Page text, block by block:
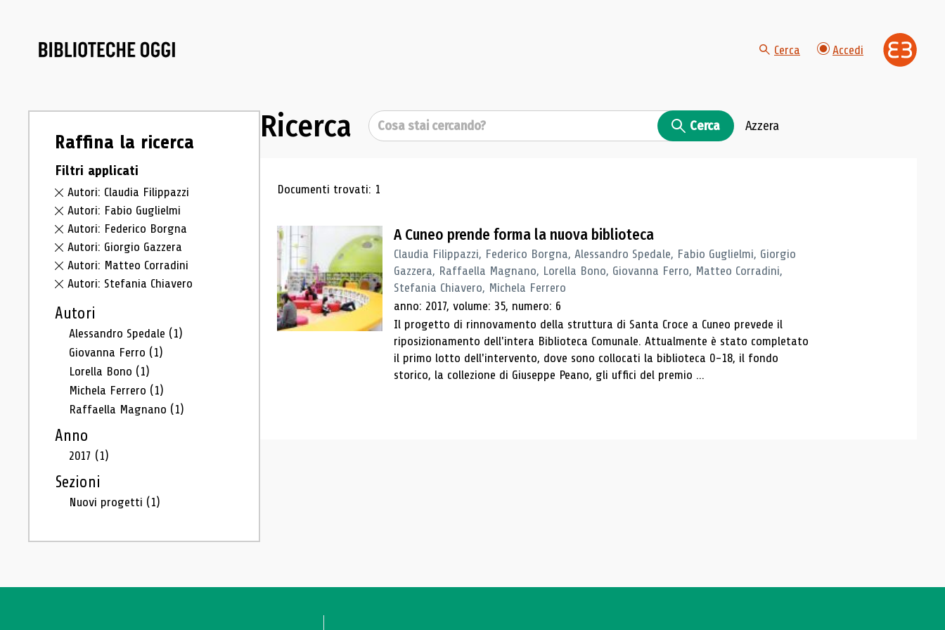
Cerca Accedi
Raffina la ricerca
Filtri applicati
Autori: Claudia Filippazzi
Autori: Fabio Guglielmi
Autori: Federico Borgna
Autori: Giorgio Gazzera
Autori: Matteo Corradini
Autori: Stefania Chiavero
Autori
Alessandro Spedale (1)
Giovanna Ferro (1)
Lorella Bono (1)
Michela Ferrero (1)
Raffaella Magnano (1)
Anno
2017 (1)
Sezioni
Nuovi progetti (1)
Ricerca Cerca Cerca Azzera
Risultati di ricerca
Documenti trovati: 1
A Cuneo prende forma la nuova biblioteca
Claudia Filippazzi, Federico Borgna, Alessandro Spedale, Fabio Guglielmi, Giorgio
Gazzera, Raffaella Magnano, Lorella Bono, Giovanna Ferro, Matteo Corradini,
Stefania Chiavero, Michela Ferrero
anno: 2017, volume: 35, numero: 6
Il progetto di rinnovamento della struttura di Santa Croce a Cuneo prevede il
riposizionamento dell'intera Biblioteca Comunale. Attualmente è stato completato
il primo lotto dell'intervento, dove sono collocati la biblioteca 0-18, il fondo
storico, la collezione di Giuseppe Peano, gli uffici del premio ...